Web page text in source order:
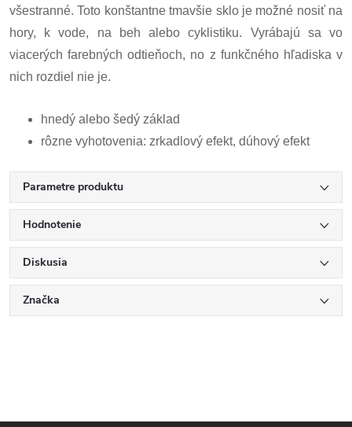
všestranné. Toto konštantne tmavšie sklo je možné nosiť na
hory, k vode, na beh alebo cyklistiku. Vyrábajú sa vo
viacerých farebných odtieňoch, no z funkčného hľadiska v
nich rozdiel nie je.
hnedý alebo šedý základ
rôzne vyhotovenia: zrkadlový efekt, dúhový efekt
Parametre produktu
Hodnotenie
Diskusia
Značka